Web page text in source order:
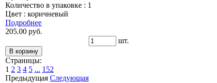
Количество в упаковке : 1
Цвет : коричневый
Подробнее
205.00 руб.
шт.
Страницы:
1 2 3 4 5 ... 152
Предыдущая Следующая